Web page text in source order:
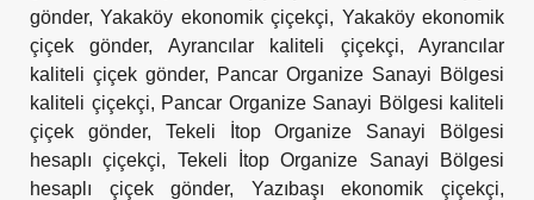
gönder,Yakaköy ekonomik çiçekçi, Yakaköy ekonomik
çiçek gönder, Ayrancılar kaliteli çiçekçi,Ayrancılar
kaliteli çiçek gönder, Pancar Organize Sanayi Bölgesi
kaliteli çiçekçi, Pancar Organize Sanayi Bölgesi kaliteli
çiçek gönder, Tekeli İtop Organize Sanayi Bölgesi
hesaplı çiçekçi, Tekeli İtop Organize Sanayi Bölgesi
hesaplı çiçek gönder, Yazıbaşı ekonomik çiçekçi,